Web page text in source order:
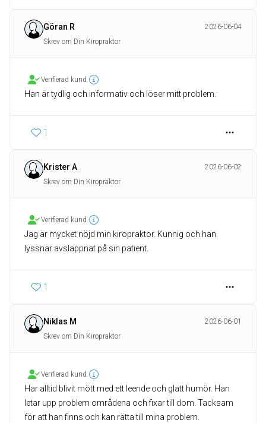
Göran R
2026-06-04
Skrev om Din Kiropraktor
Verifierad kund
Han är tydlig och informativ och löser mitt problem.
1
Krister A
2026-06-02
Skrev om Din Kiropraktor
Verifierad kund
Jag är mycket nöjd min kiropraktor. Kunnig och han
lyssnar avslappnat på sin patient.
1
Niklas M
2026-06-01
Skrev om Din Kiropraktor
Verifierad kund
Har alltid blivit mött med ett leende och glatt humör. Han
letar upp problem områdena och fixar till dom. Tacksam
för att han finns och kan rätta till mina problem.